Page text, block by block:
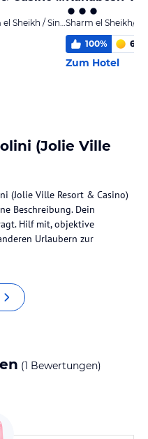
Sharm el Sheikh/Na'ama Bay, Sharm el Sheikh / Sinai
100% 6,0
Zum Hotel
(Jolie Ville
(Jolie Ville Resort & Casino)
Beschreibung. Dein
Hilf mit, objektive
Urlaubern zur
(1 Bewertungen)